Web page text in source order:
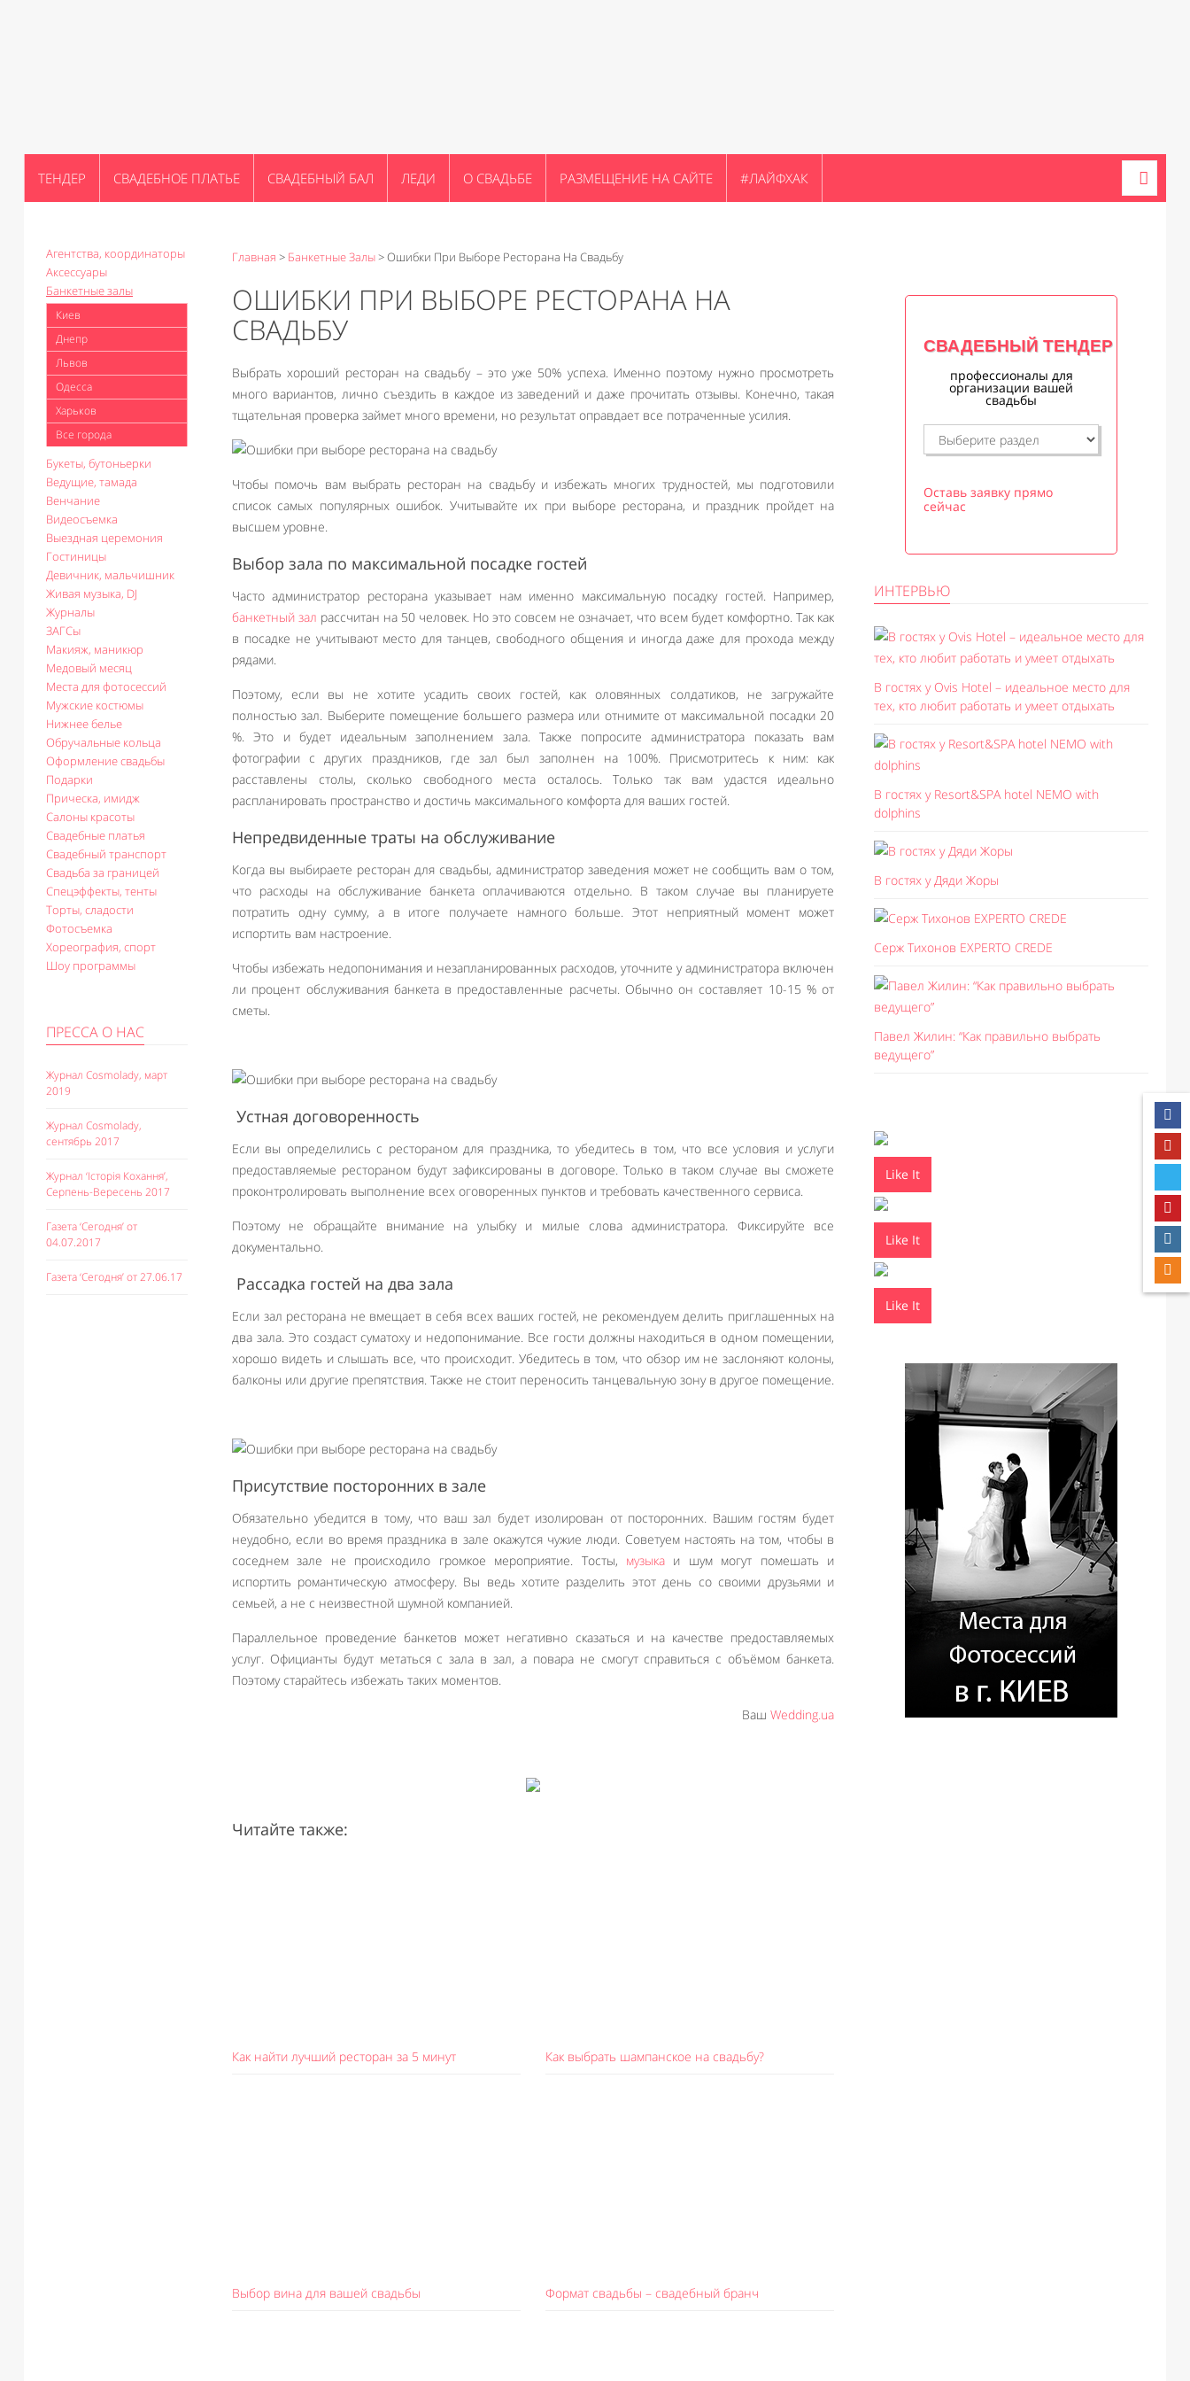
ТЕНДЕР СВАДЕБНОЕ ПЛАТЬЕ СВАДЕБНЫЙ БАЛ ЛЕДИ О СВАДЬБЕ РАЗМЕЩЕНИЕ НА САЙТЕ #ЛАЙФХАК
Агентства, координаторы
Аксессуары
Банкетные залы
Киев
Днепр
Львов
Одесса
Харьков
Все города
Букеты, бутоньерки
Ведущие, тамада
Венчание
Видеосъемка
Выездная церемония
Гостиницы
Девичник, мальчишник
Живая музыка, DJ
Журналы
ЗАГСы
Макияж, маникюр
Медовый месяц
Места для фотосессий
Мужские костюмы
Нижнее белье
Обручальные кольца
Оформление свадьбы
Подарки
Прическа, имидж
Салоны красоты
Свадебные платья
Свадебный транспорт
Свадьба за границей
Спецэффекты, тенты
Торты, сладости
Фотосъемка
Хореография, спорт
Шоу программы
ПРЕССА О НАС
Журнал Cosmolady, март
2019
Журнал Cosmolady,
сентябрь 2017
Журнал ‘Історія Кохання’,
Серпень-Вересень 2017
Газета ‘Сегодня’ от
04.07.2017
Газета ‘Сегодня’ от 27.06.17
Главная > Банкетные Залы>Ошибки При Выборе Ресторана На Свадьбу
ОШИБКИ ПРИ ВЫБОРЕ РЕСТОРАНА НА
СВАДЬБУ
Выбрать хороший ресторан на свадьбу – это уже 50% успеха. Именно поэтому нужно просмотреть
много вариантов, лично съездить в каждое из заведений и даже прочитать отзывы. Конечно, такая
тщательная проверка займет много времени, но результат оправдает все потраченные усилия.
Чтобы помочь вам выбрать ресторан на свадьбу и избежать многих трудностей, мы подготовили
список самых популярных ошибок. Учитывайте их при выборе ресторана, и праздник пройдет на
высшем уровне.
Выбор зала по максимальной посадке гостей
Часто администратор ресторана указывает нам именно максимальную посадку гостей. Например,
банкетный зал рассчитан на 50 человек. Но это совсем не означает, что всем будет комфортно. Так как
в посадке не учитывают место для танцев, свободного общения и иногда даже для прохода между
рядами.
Поэтому, если вы не хотите усадить своих гостей, как оловянных солдатиков, не загружайте
полностью зал. Выберите помещение большего размера или отнимите от максимальной посадки 20
%. Это и будет идеальным заполнением зала. Также попросите администратора показать вам
фотографии с других праздников, где зал был заполнен на 100%. Присмотритесь к ним: как
расставлены столы, сколько свободного места осталось. Только так вам удастся идеально
распланировать пространство и достичь максимального комфорта для ваших гостей.
Непредвиденные траты на обслуживание
Когда вы выбираете ресторан для свадьбы, администратор заведения может не сообщить вам о том,
что расходы на обслуживание банкета оплачиваются отдельно. В таком случае вы планируете
потратить одну сумму, а в итоге получаете намного больше. Этот неприятный момент может
испортить вам настроение.
Чтобы избежать недопонимания и незапланированных расходов, уточните у администратора включен
ли процент обслуживания банкета в предоставленные расчеты. Обычно он составляет 10-15 % от
сметы.
Устная договоренность
Если вы определились с рестораном для праздника, то убедитесь в том, что все условия и услуги
предоставляемые рестораном будут зафиксированы в договоре. Только в таком случае вы сможете
проконтролировать выполнение всех оговоренных пунктов и требовать качественного сервиса.
Поэтому не обращайте внимание на улыбку и милые слова администратора. Фиксируйте все
документально.
Рассадка гостей на два зала
Если зал ресторана не вмещает в себя всех ваших гостей, не рекомендуем делить приглашенных на
два зала. Это создаст суматоху и недопонимание. Все гости должны находиться в одном помещении,
хорошо видеть и слышать все, что происходит. Убедитесь в том, что обзор им не заслоняют колоны,
балконы или другие препятствия. Также не стоит переносить танцевальную зону в другое помещение.
Присутствие посторонних в зале
Обязательно убедится в тому, что ваш зал будет изолирован от посторонних. Вашим гостям будет
неудобно, если во время праздника в зале окажутся чужие люди. Советуем настоять на том, чтобы в
соседнем зале не происходило громкое мероприятие. Тосты, музыкаи шум могут помешать и
испортить романтическую атмосферу. Вы ведь хотите разделить этот день со своими друзьями и
семьей, а не с неизвестной шумной компанией.
Параллельное проведение банкетов может негативно сказаться и на качестве предоставляемых
услуг. Официанты будут метаться с зала в зал, а повара не смогут справиться с объёмом банкета.
Поэтому старайтесь избежать таких моментов.
Ваш Wedding.ua
Читайте также:
Как найти лучший ресторан за 5 минут Как выбрать шампанское на свадьбу?
Выбор вина для вашей свадьбы Формат свадьбы – свадебный бранч
СВАДЕБНЫЙ ТЕНДЕР
профессионалы для
организации вашей
свадьбы
Оставь заявку прямо
сейчас
ИНТЕРВЬЮ
В гостях у Ovis Hotel – идеальное место для
тех, кто любит работать и умеет отдыхать
В гостях у Resort&SPA hotel NEMO with
dolphins
В гостях у Дяди Жоры
Серж Тихонов EXPERTO CREDE
Павел Жилин: “Как правильно выбрать
ведущего”
Like It
Like It
Like It